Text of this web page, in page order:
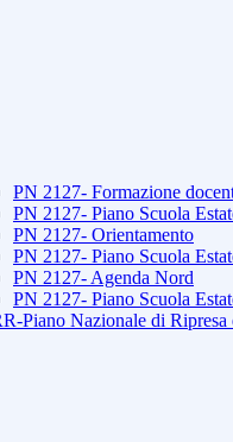
PN 2127- Formazione
PN 2127- Piano Scuola
PN 2127- Orientamento
PN 2127- Piano Scuola
PN 2127- Agenda Nord
PN 2127- Piano Scuola
Piano Nazionale di Ripresa